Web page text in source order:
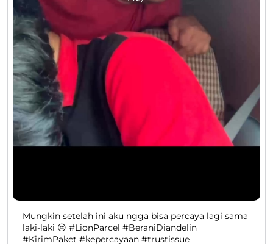
Mungkin setelah ini aku ngga bisa percaya lagi sama
laki-laki 😔 #LionParcel #BeraniDiandelin
#KirimPaket #kepercayaan #trustissue